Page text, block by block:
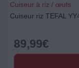
Cuiseur à riz / œufs
Cuiseur riz TEFAL
89,99€